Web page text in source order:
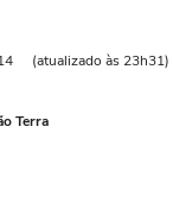
(atualizado às 23h31)
Terra